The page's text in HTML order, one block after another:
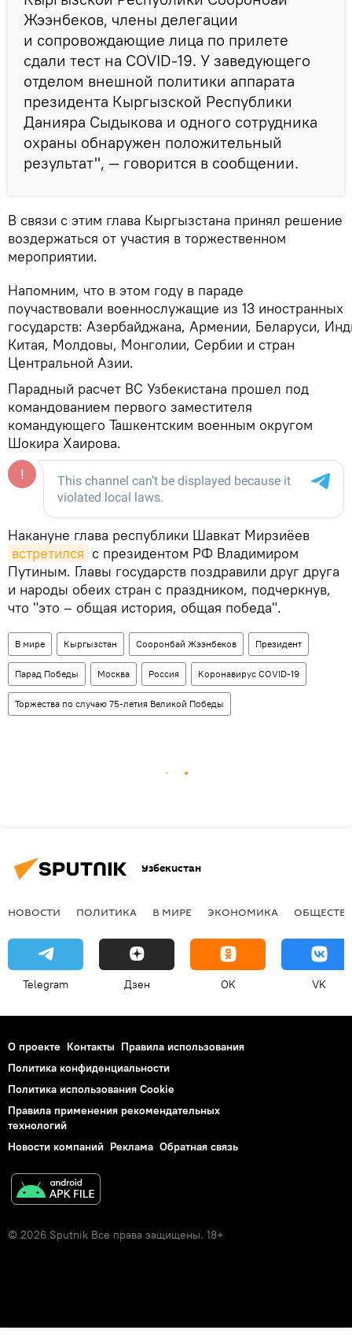
Жээнбеков, члены делегации
и сопровождающие лица по прилете
сдали тест на COVID-19. У заведующего
отделом внешной политики аппарата
президента Кыргызской Республики
Данияра Сыдыкова и одного сотрудника
охраны обнаружен положительный
результат", — говорится в сообщении.
В связи с этим глава Кыргызстана принял решение
воздержаться от участия в торжественном
мероприятии.
Напомним, что в этом году в параде
поучаствовали военнослужащие из 13 иностранных
государств: Азербайджана, Армении, Беларуси,
Китая, Молдовы, Монголии, Сербии и стран
Центральной Азии.
Парадный расчет ВС Узбекистана прошел под
командованием первого заместителя
командующего Ташкентским военным округом
Шокира Хаирова.
Накануне глава республики Шавкат Мирзиёев
встретился с президентом РФ Владимиром
Путиным. Главы государств поздравили друг друга
и народы обеих стран с праздником, подчеркнув,
что "это – общая история, общая победа".
В мире Кыргызстан Сооронбай Жээнбеков Президент
Парад Победы Москва Россия Коронавирус COVID-19
Торжества по случаю 75-летия Великой Победы
Узбекистан
НОВОСТИ ПОЛИТИКА В МИРЕ ЭКОНОМИКА
Telegram Дзен OK VK
О проекте Контакты Правила использования
Политика конфиденциальности
Политика использования Cookie
Правила применения рекомендательных
технологий
Новости компаний Реклама Обратная связь
© 2026 Sputnik Все права защищены. 18+